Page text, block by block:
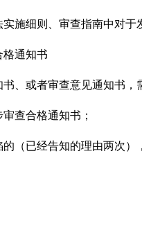
施细则、审查指南中对
格通知书
、或者审查意见通知书
查合格通知书；
（已经告知的理由两次